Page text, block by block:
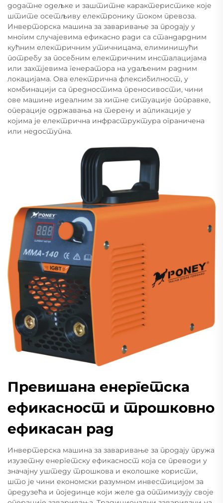
додатне одељке и заштитне карактеристике које
штите осетљиву електронику током превоза.
Инверторска машина за заваривање за продају у
многим случајевима ефикасно ради са стандардним
кућним електричним утичницама, елиминишући
потребу за посебним електричним инсталацијама
или захтјевима генератора на удаљеним радним
локацијама. Ова електрична флексибилност, у
комбинацији са предностима преносивости, чини
ове машине идеалним за хитне ситуације поправке,
операције одржавања на терену и апликације у
којима је електрична инфраструктура ограничена
или недоступна.
Превишана енергетска
ефикасност и трошковно
ефикасан рад
Инвертерска машина за заваривање за продају пружа
изузетну енергетску ефикасност која се преводи у
значајну уштеду трошкова и еколошке користи,
што је чини економски разумном инвестицијом за
предузећа и појединце који желе да оптимизују своје